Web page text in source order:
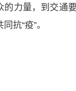
的力量，到交通
同抗“疫”。